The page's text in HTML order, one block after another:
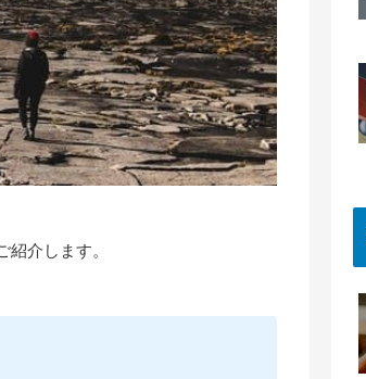
介します。